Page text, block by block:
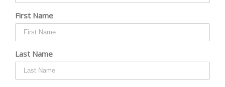
First Name
Last Name